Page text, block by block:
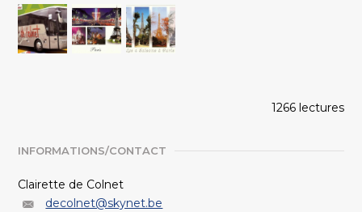
1266 lectures
INFORMATIONS/CONTACT
Clairette de Colnet
decolnet@skynet.be